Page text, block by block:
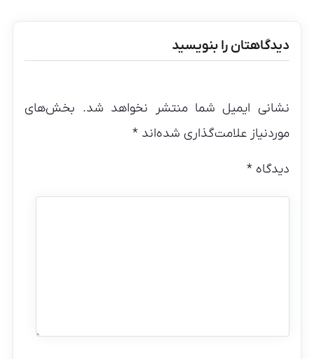
دیدگاهتان را بنویسید
نشانی ایمیل شما منتشر نخواهد شد. بخش‌های
موردنیاز علامت‌گذاری شده‌اند*
دیدگاه*